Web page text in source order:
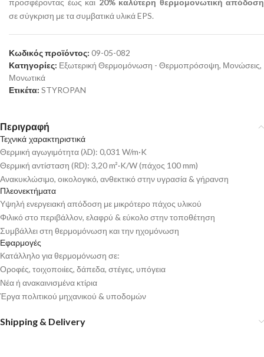
προσφέροντας έως και 20% καλύτερη θερμομονωτική απόδοση
σε σύγκριση με τα συμβατικά υλικά EPS.
Κωδικός προϊόντος: 09-05-082
Κατηγορίες: Εξωτερική Θερμομόνωση - Θερμοπρόσοψη, Μονώσεις,
Μονωτικά
Ετικέτα: STYROPAN
Περιγραφή
Τεχνικά χαρακτηριστικά
Θερμική αγωγιμότητα (λD): 0,031 W/m·K
Θερμική αντίσταση (RD): 3,20 m²·K/W (πάχος 100 mm)
Ανακυκλώσιμο, οικολογικό, ανθεκτικό στην υγρασία & γήρανση
Πλεονεκτήματα
Υψηλή ενεργειακή απόδοση με μικρότερο πάχος υλικού
Φιλικό στο περιβάλλον, ελαφρύ & εύκολο στην τοποθέτηση
Συμβάλλει στη θερμομόνωση και την ηχομόνωση
Εφαρμογές
Κατάλληλο για θερμομόνωση σε:
Οροφές, τοιχοποιίες, δάπεδα, στέγες, υπόγεια
Νέα ή ανακαινισμένα κτίρια
Έργα πολιτικού μηχανικού & υποδομών
Shipping & Delivery